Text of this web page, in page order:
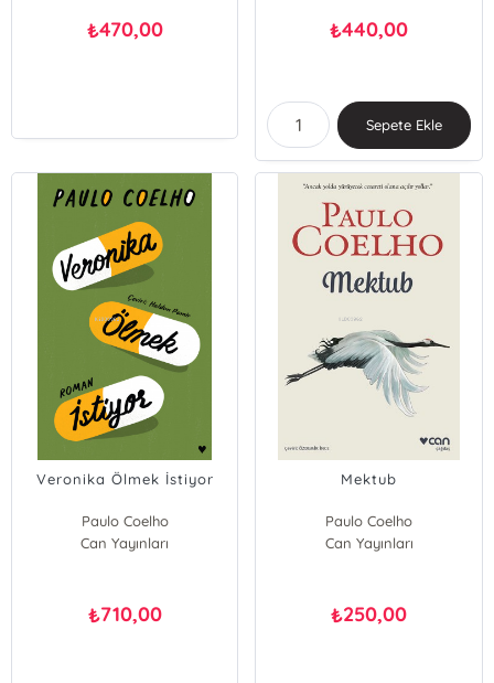
₺470,00 ₺440,00
Sepete Ekle
Veronika Ölmek İstiyor
Paulo Coelho
Can Yayınları
₺710,00
Mektub
Paulo Coelho
Can Yayınları
₺250,00